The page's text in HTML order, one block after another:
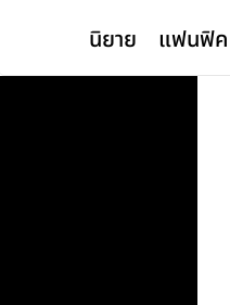
นิยาย แฟนฟิค